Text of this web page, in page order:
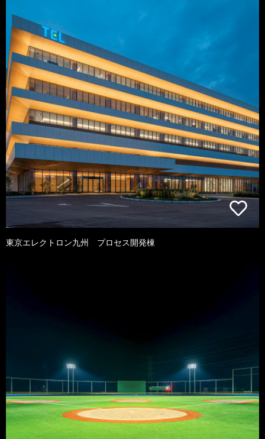
東京エレクトロン九州 プロセス開発棟